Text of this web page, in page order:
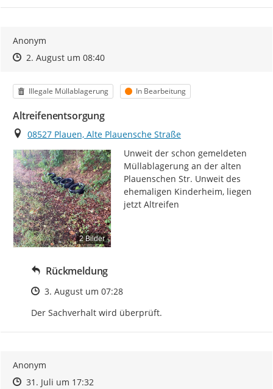
Anonym
Zeitpunkt des Erstellens
Zeitpunkt des Erstellens
2. August um 08:40Zur Äußerung
Kategorie
Illegale Müllablagerung Status
In Bearbeitung
Altreifenentsorgung
Ort
08527 Plauen, Alte Plauensche Straße
2 Bilder
Unweit der schon gemeldeten
Müllablagerung an der alten
Plauenschen Str. Unweit des
ehemaligen Kinderheim, liegen
jetzt Altreifen
Rückmeldung
Zeitpunkt des Erstellens
3. August um 07:28
Der Sachverhalt wird überprüft.
Anonym
Zeitpunkt des Erstellens
Zeitpunkt des Erstellens
31. Juli um 17:32Zur Äußerung